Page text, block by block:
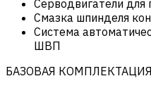
Серводвигатели
Смазка шпинделя
Система
ШВП
БАЗОВАЯ КОМПЛЕКТАЦИЯ